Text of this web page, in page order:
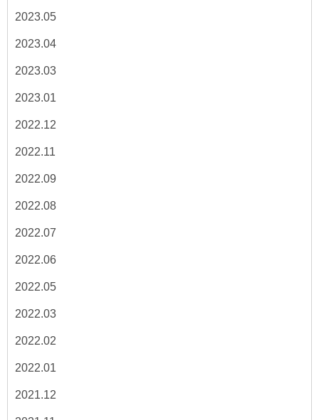
2023.05
2023.04
2023.03
2023.01
2022.12
2022.11
2022.09
2022.08
2022.07
2022.06
2022.05
2022.03
2022.02
2022.01
2021.12